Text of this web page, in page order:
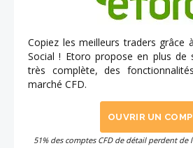
Copiez les meilleurs traders grâce à
Social ! Etoro propose en plus de
très complète, des
marché CFD.
OUVRIR UN
51% des comptes CFD de détail perdent de